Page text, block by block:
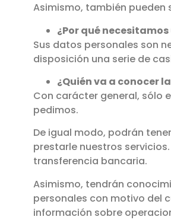
Asimismo, también
¿Por qué
Sus datos personales son
disposición una serie de
¿Quién va a conocer
Con carácter general, sólo
pedimos.
De igual modo, podrán
prestarle nuestros
transferencia bancaria.
Asimismo, tendrán
personales con motivo del
información sobre